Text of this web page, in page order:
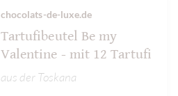
chocolats-de-luxe.de
Tartufibeutel Be my
Valentine - mit 12 Tartufi
aus der Toskana